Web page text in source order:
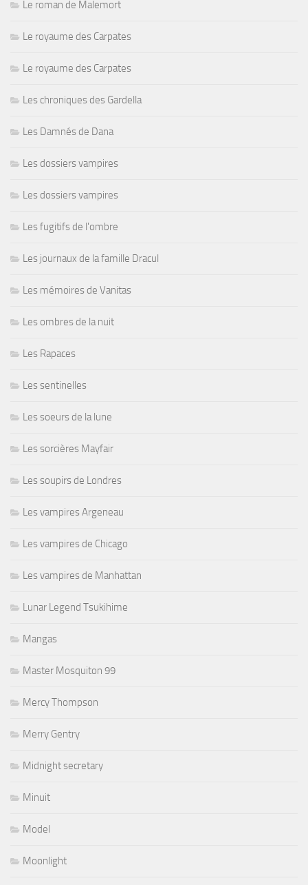
Le roman de Malemort
Le royaume des Carpates
Le royaume des Carpates
Les chroniques des Gardella
Les Damnés de Dana
Les dossiers vampires
Les dossiers vampires
Les fugitifs de l'ombre
Les journaux de la famille Dracul
Les mémoires de Vanitas
Les ombres de la nuit
Les Rapaces
Les sentinelles
Les soeurs de la lune
Les sorcières Mayfair
Les soupirs de Londres
Les vampires Argeneau
Les vampires de Chicago
Les vampires de Manhattan
Lunar Legend Tsukihime
Mangas
Master Mosquiton 99
Mercy Thompson
Merry Gentry
Midnight secretary
Minuit
Model
Moonlight